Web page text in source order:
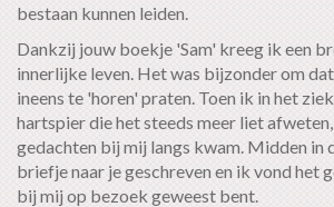
bestaan kunnen leiden.
Dankzij jouw boekje 'Sam' kreeg ik een
innerlijke leven. Het was bijzonder om
ineens te 'horen' praten. Toen ik in het
hartspier die het steeds meer liet
gedachten bij mij langs kwam. Midden in
briefje naar je geschreven en ik vond het
bij mij op bezoek geweest bent.